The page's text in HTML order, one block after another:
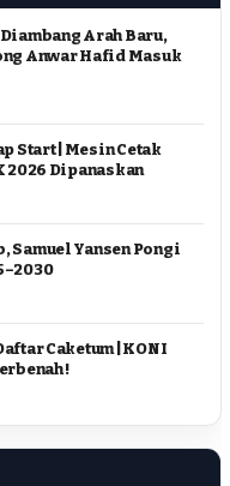
Arah Baru,
Anwar Hafid Masuk
Start | Mesin Cetak
2026 Dipanaskan
Yansen Pongi
Caketum | KONI
!